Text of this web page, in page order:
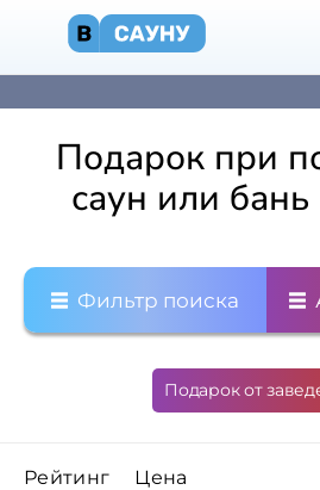
Подарок при
саун или
Фильтр поиска
Подарок от
Рейтинг Цена